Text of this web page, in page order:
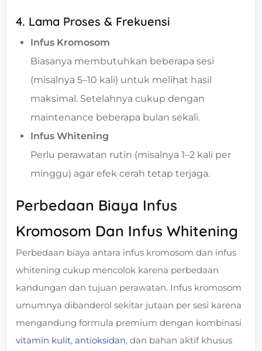
4. Lama Proses & Frekuensi
Infus Kromosom
Biasanya membutuhkan beberapa sesi
(misalnya 5–10 kali) untuk melihat hasil
maksimal. Setelahnya cukup dengan
maintenance beberapa bulan sekali.
Infus Whitening
Perlu perawatan rutin (misalnya 1–2 kali per
minggu) agar efek cerah tetap terjaga.
Perbedaan Biaya Infus
Kromosom Dan Infus Whitening
Perbedaan biaya antara infus kromosom dan infus
whitening cukup mencolok karena perbedaan
kandungan dan tujuan perawatan. Infus kromosom
umumnya dibanderol sekitar jutaan per sesi karena
mengandung formula premium dengan kombinasi
vitamin kulit, antioksidan, dan bahan aktif khusus